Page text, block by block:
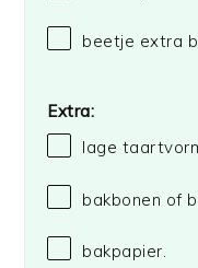
beetje extra
Extra:
lage
bakbonen of
bakpapier.